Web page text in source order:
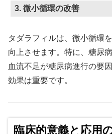
3. 微小循環の改善
タダラフィルは、微小循環
向上させます。特に、糖尿
血流不足が糖尿病進行の要
効果は重要です。
臨床的意義と応用